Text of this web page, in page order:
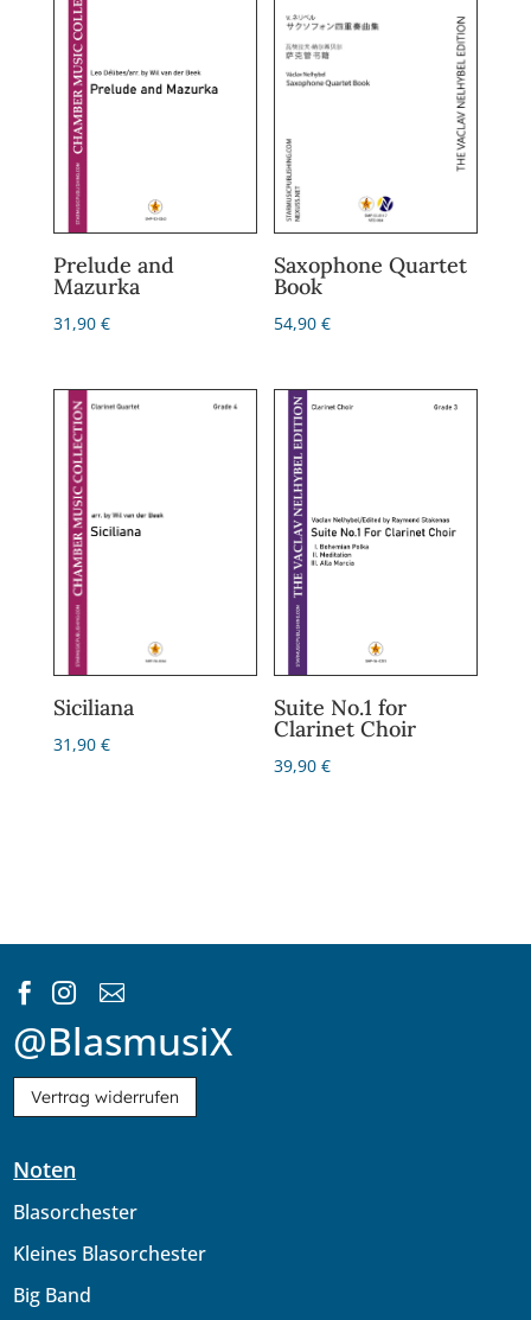
Prelude and
Mazurka
31,90 €
Saxophone Quartet
Book
54,90€
Siciliana
31,90 €
Suite No.1 for
Clarinet Choir
39,90€
  
@BlasmusiX
Vertrag widerrufen
Noten
Blasorchester
Kleines Blasorchester
Big Band